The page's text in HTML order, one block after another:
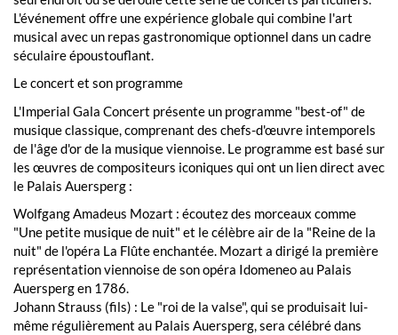
L'événement offre une expérience globale qui combine l'art
musical avec un repas gastronomique optionnel dans un cadre
séculaire époustouflant.
Le concert et son programme
L'Imperial Gala Concert présente un programme "best-of" de
musique classique, comprenant des chefs-d'œuvre intemporels
de l'âge d'or de la musique viennoise. Le programme est basé sur
les œuvres de compositeurs iconiques qui ont un lien direct avec
le Palais Auersperg :
Wolfgang Amadeus Mozart : écoutez des morceaux comme
"Une petite musique de nuit" et le célèbre air de la "Reine de la
nuit" de l'opéra La Flûte enchantée. Mozart a dirigé la première
représentation viennoise de son opéra Idomeneo au Palais
Auersperg en 1786.
Johann Strauss (fils) : Le "roi de la valse", qui se produisait lui-
même régulièrement au Palais Auersperg, sera célébré dans